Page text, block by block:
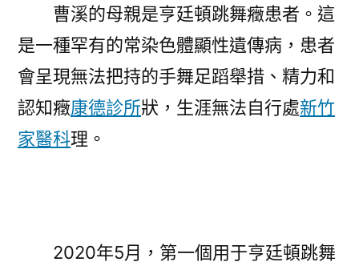
曹溪的母親是亨廷頓跳舞癥患者。這
是一種罕有的常染色體顯性遺傳病，患者
會呈現無法把持的手舞足蹈舉措、精力和
認知癥康德診所狀，生涯無法自行處新竹
家醫科理。
2020年5月，第一個用于亨廷頓跳舞